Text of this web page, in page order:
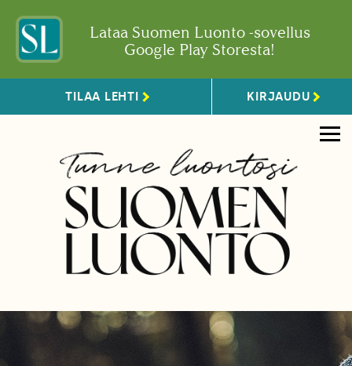
Lataa Suomen Luonto -sovellus
Google Play Storesta!
TILAA LEHTI KIRJAUDU